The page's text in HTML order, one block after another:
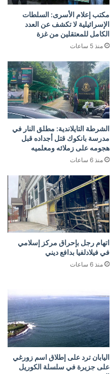
مكتب إعلام الأسرى: السلطات
الإسرائيلية لا تكشف عن العدد
الكامل للمعتقلين من غزة
منذ 5 ساعات
الشرطة التايلاندية: مطلق النار في
مدرسة بانكوك قتل أجداده قبل
هجومه على زملائه ومعلميه
منذ 6 ساعات
اتهام رجل بإحراق مركز إسلامي
في فيلادلفيا بدافع ديني
منذ 6 ساعات
اليابان ترد على إطلاق اسم زورغي
على جزيرة في سلسلة الكوريل